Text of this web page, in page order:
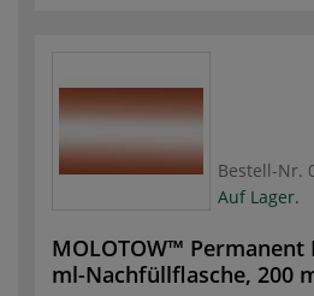
Bestell-Nr.
Auf Lager.
MOLOTOW™ Permanent
ml-Nachfüllflasche, 200